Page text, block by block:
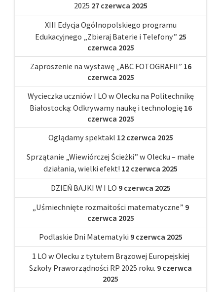
2025 27 czerwca 2025
XIII Edycja Ogólnopolskiego programu
Edukacyjnego „Zbieraj Baterie i Telefony” 25
czerwca 2025
Zaproszenie na wystawę „ABC FOTOGRAFII” 16
czerwca 2025
Wycieczka uczniów I LO w Olecku na Politechnikę
Białostocką: Odkrywamy naukę i technologię 16
czerwca 2025
Oglądamy spektakl 12 czerwca 2025
Sprzątanie „Wiewiórczej Ścieżki” w Olecku – małe
działania, wielki efekt! 12 czerwca 2025
DZIEŃ BAJKI W I LO 9 czerwca 2025
„Uśmiechnięte rozmaitości matematyczne” 9
czerwca 2025
Podlaskie Dni Matematyki 9 czerwca 2025
1 LO w Olecku z tytułem Brązowej Europejskiej
Szkoły Praworządności RP 2025 roku. 9 czerwca
2025